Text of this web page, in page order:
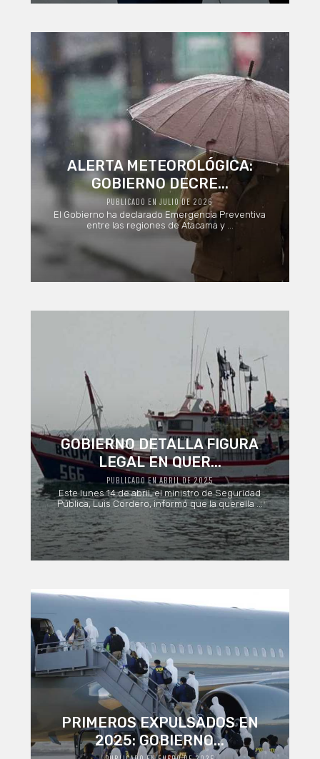
ALERTA METEOROLÓGICA:
GOBIERNO DECRE...
PUBLICADO EN JULIO DE 2026
El Gobierno ha declarado Emergencia Preventiva
entre las regiones de Atacama y ...
GOBIERNO DETALLA FIGURA
LEGAL EN QUER...
PUBLICADO EN ABRIL DE 2025
Este lunes 14 de abril, el ministro de Seguridad
Pública, Luis Cordero, informó que la querella ...
PRIMEROS EXPULSADOS EN
2025: GOBIERNO...